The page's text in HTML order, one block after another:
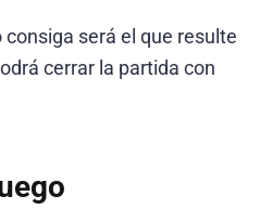
consiga será el que resulte
cerrar la partida con